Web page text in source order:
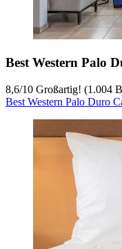
Best Western Palo
8,6/10 Großartig! (1.004
Best Western Palo Duro